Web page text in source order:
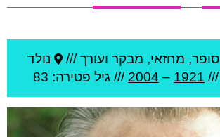
סופר, מחזאי, מבקר ועורך ///
נולד
///
1921
–
2004 /// גיל פטירה: 83